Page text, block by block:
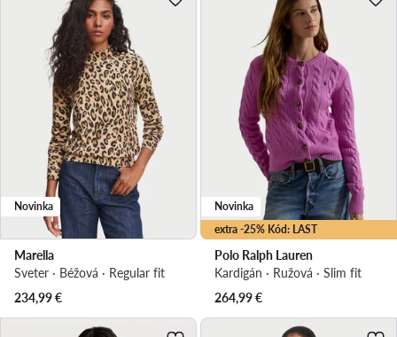
Novinka
Marella
Sveter · Béžová · Regular fit
234,99€
extra -25% Kód: LAST
Novinka
Polo Ralph Lauren
Kardigán · Ružová · Slim fit
264,99€